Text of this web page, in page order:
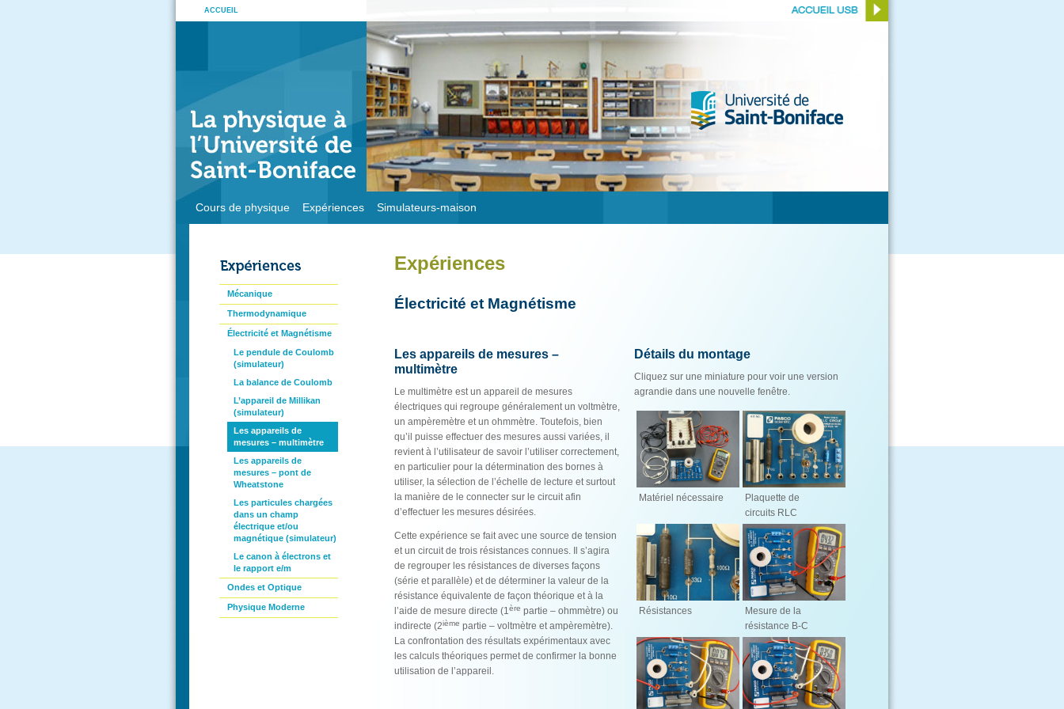
ACCUEIL
Cours de physique Expériences Simulateurs-maison
Expériences
Électricité et Magnétisme
Les appareils de mesures –
multimètre
Le multimètre est un appareil de mesures
électriques qui regroupe généralement un voltmètre,
un ampèremètre et un ohmmètre. Toutefois, bien
qu’il puisse effectuer des mesures aussi variées, il
revient à l’utilisateur de savoir l’utiliser correctement,
en particulier pour la détermination des bornes à
utiliser, la sélection de l’échelle de lecture et surtout
la manière de le connecter sur le circuit afin
d’effectuer les mesures désirées.
Cette expérience se fait avec une source de tension
et un circuit de trois résistances connues. Il s’agira
de regrouper les résistances de diverses façons
(série et parallèle) et de déterminer la valeur de la
résistance équivalente de façon théorique et à la
l’aide de mesure directe (1ère partie – ohmmètre) ou
indirecte (2ième partie – voltmètre et ampèremètre).
La confrontation des résultats expérimentaux avec
les calculs théoriques permet de confirmer la bonne
utilisation de l’appareil.
Détails du montage
Cliquez sur une miniature pour voir une version
agrandie dans une nouvelle fenêtre.
Matériel nécessaire
Plaquette de
circuits RLC
Résistances
Mesure de la
résistance B-C
Mécanique
Thermodynamique
Électricité et Magnétisme
Le pendule de Coulomb
(simulateur)
La balance de Coulomb
L’appareil de Millikan
(simulateur)
Les appareils de
mesures – multimètre
Les appareils de
mesures – pont de
Wheatstone
Les particules chargées
dans un champ
électrique et/ou
magnétique (simulateur)
Le canon à électrons et
le rapport e/m
Ondes et Optique
Physique Moderne